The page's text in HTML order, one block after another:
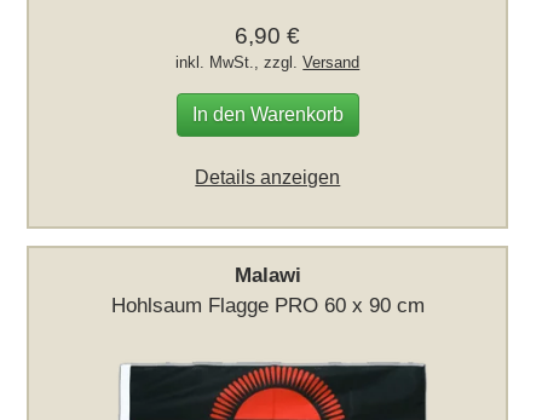
6,90 €
inkl. MwSt., zzgl.Versand
In den Warenkorb
Details anzeigen
Malawi
Hohlsaum Flagge PRO 60 x 90 cm